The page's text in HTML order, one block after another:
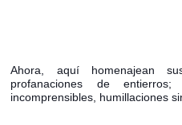
Ahora, aquí homenajean
profanaciones de
incomprensibles, humillaciones